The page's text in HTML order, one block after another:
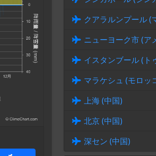
クアラルンプール (
ニューヨーク市 (ア
イスタンブール (ト
マラケシュ (モロッ
上海 (中国)
北京 (中国)
深セン (中国)